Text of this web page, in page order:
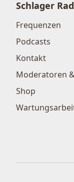
Schlager
Frequenzen
Podcasts
Kontakt
Moderatoren
Shop